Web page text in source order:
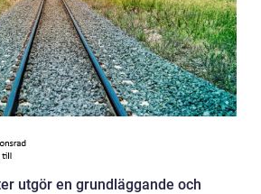
utgör en grundläggande och